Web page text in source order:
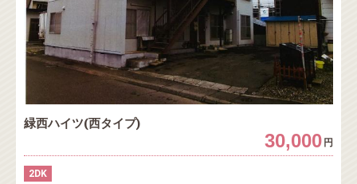
緑西ハイツ(西タイプ)
30,000 円
2DK